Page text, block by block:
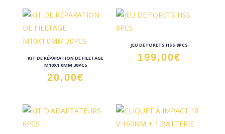
KIT DE RÉPARATION DE FILETAGE
M10X1.0MM 30PCS
20,00€
JEU DE FORETS HSS 8PCS
199,00€